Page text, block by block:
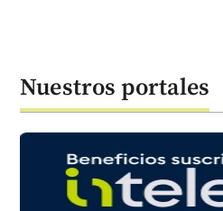
Nuestros portales